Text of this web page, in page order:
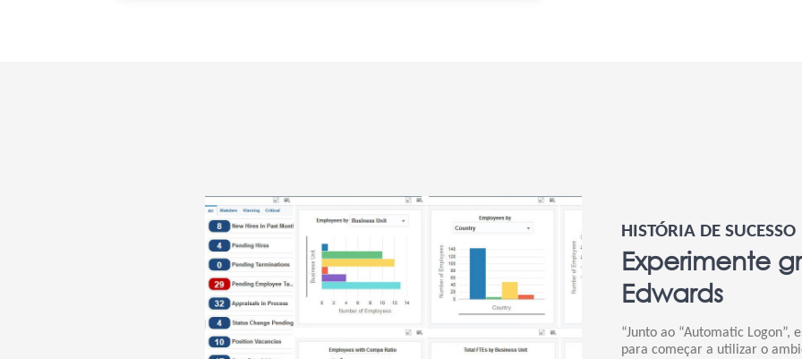
HISTÓRIA DE SUCESSO
Experimente
Edwards
“Junto ao “Automatic Logon”,
para começar a utilizar o